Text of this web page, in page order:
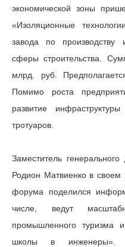
экономической зоны
«Изоляционные
завода по производству
сферы строительства.
млрд. руб.
Помимо роста
развитие
тротуаров.
Заместитель
Родион Матвиенко в своем
форума поделился
числе, ведут
промышленного туризма
школы в инженеры».